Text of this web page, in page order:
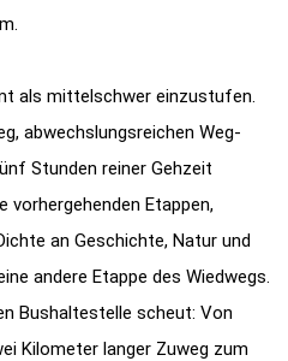
als mittelschwer einzustufen.
abwechslungsreichen Weg-
Stunden reiner Gehzeit
Etappen,
an Geschichte, Natur und
andere Etappe des Wiedwegs.
Bushaltestelle scheut: Von
Kilometer langer Zuweg zum